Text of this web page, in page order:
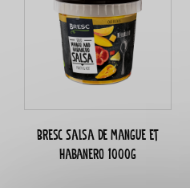
Bresc Salsa de mangue et
habanero 1000g